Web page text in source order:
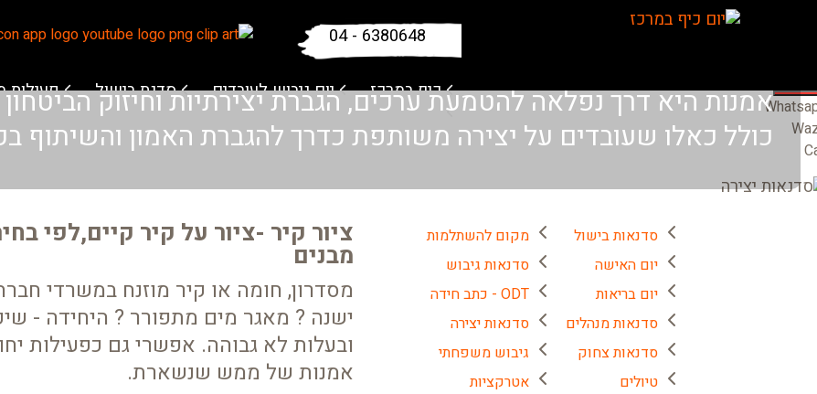
04 - 6380648
כיף במרכז יום גיבוש לעובדים סדנת בישול
@
אמנות היא דרך נפלאה להטמעת ערכים, הגברת יצירתיות וחיזוק
כולל כאלו שעובדים על יצירה משותפת כדרך להגברת האמון והשיתוף
סדנאות בישול
מקום להשתלמות
יום האישה
סדנאות גיבוש
יום בריאות
ODT - כתב חידה
סדנאות מנהלים
סדנאות יצירה
סדנאות צחוק
גיבוש משפחתי
טיולים
אטרקציות
ציור קיר -ציור על קיר קיים,לפי
מבנים
מסדרון, חומה או קיר מוזנח במשרדי
ישנה ? מאגר מים מתפורר ? היחידה -
ובעלות לא גבוהה. אפשרי גם כפעילות
אמנות של ממש שנשארת.